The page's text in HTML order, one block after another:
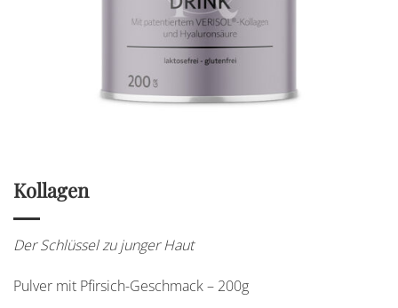
Kollagen
Der Schlüssel zu junger Haut
Pulver mit Pfirsich-Geschmack – 200g